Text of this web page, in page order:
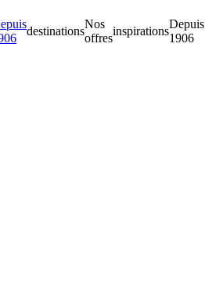
destinations
Nos
offres
inspirations
Depuis
1906